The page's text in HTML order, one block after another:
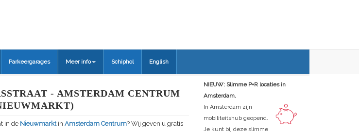
Parkeergarages Meer info Schiphol English
- AMSTERDAM CENTRUM
in de Nieuwmarktin Amsterdam Centrum? Wij geven u gratis
NIEUW: Slimme P+R locaties in
Amsterdam.
In Amsterdam zijn
mobiliteitshub geopend.
Je kunt bij deze slimme